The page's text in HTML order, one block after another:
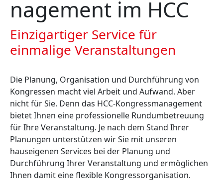
nagement im HCC
Einzigartiger Service für
einmalige Veranstaltungen
Die Planung, Organisation und Durchführung von
Kongressen macht viel Arbeit und Aufwand. Aber
nicht für Sie. Denn das HCC-Kongressmanagement
bietet Ihnen eine professionelle Rundumbetreuung
für Ihre Veranstaltung. Je nach dem Stand Ihrer
Planungen unterstützen wir Sie mit unseren
hauseigenen Services bei der Planung und
Durchführung Ihrer Veranstaltung und ermöglichen
Ihnen damit eine flexible Kongressorganisation.